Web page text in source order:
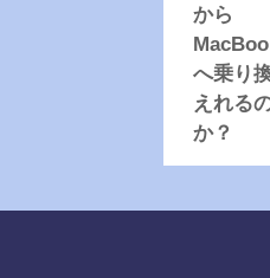
から
へ乗り
えれる
か？